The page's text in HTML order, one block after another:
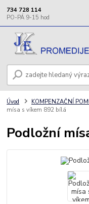
734 728 114
Úvod KOMPENZAČNÍ
mísa s víkem 892 bílá
Podložní